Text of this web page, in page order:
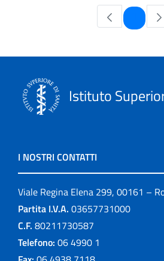
Pagina
Istituto
I NOSTRI CONTATTI
Viale Regina Elena 299, 00161 –
Partita I.V.A. 03657731000
C.F. 80211730587
Telefono: 06 4990 1